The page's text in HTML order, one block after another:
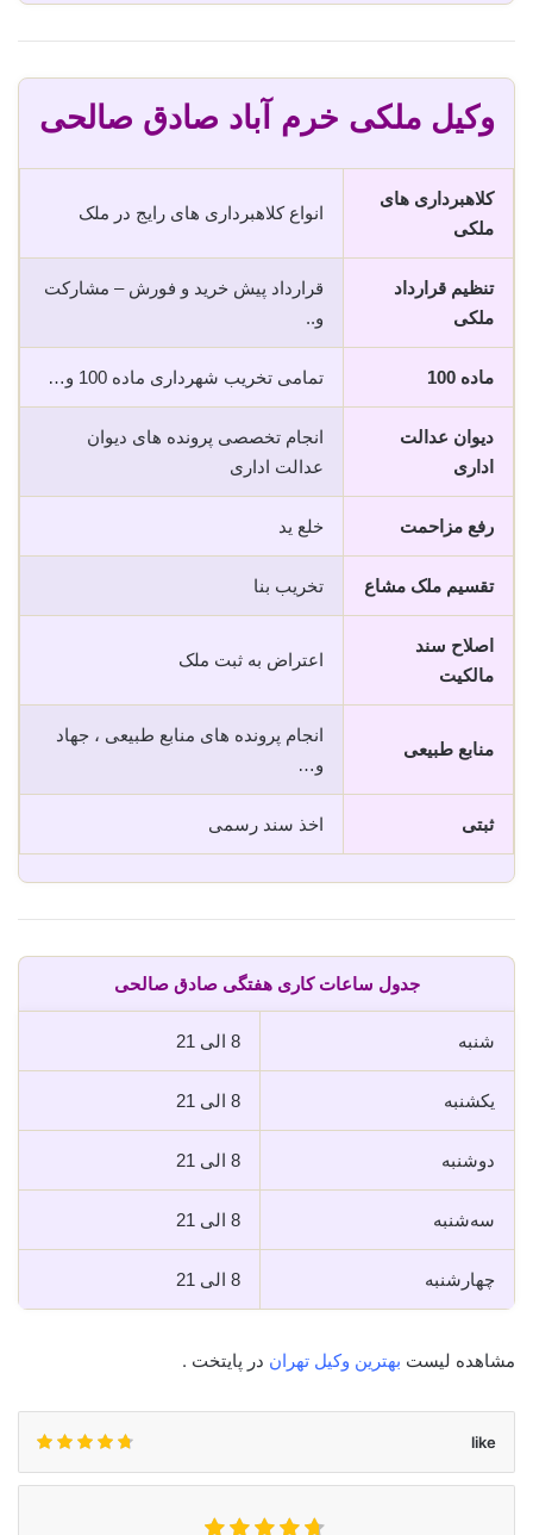
وکیل ملکی خرم آباد صادق صالحی
کلاهبرداری های
ملکی
انواع کلاهبرداری های رایج در ملک
تنظیم قرارداد
ملکی
قرارداد پیش خرید و فورش – مشارکت
و..
ماده 100 تمامی تخریب شهرداری ماده 100 و…
دیوان عدالت
اداری
انجام تخصصی پرونده های دیوان
عدالت اداری
رفع مزاحمت خلع ید
تقسیم ملک مشاع تخریب بنا
اصلاح سند
مالکیت
اعتراض به ثبت ملک
منابع طبیعی
انجام پرونده های منابع طبیعی ، جهاد
و…
ثبتی اخذ سند رسمی
جدول ساعات کاری هفتگی صادق صالحی
شنبه 8 الی 21
یکشنبه 8 الی 21
دوشنبه 8 الی 21
سه‌شنبه 8 الی 21
چهارشنبه 8 الی 21
مشاهده لیست بهترین وکیل تهران در پایتخت .
like